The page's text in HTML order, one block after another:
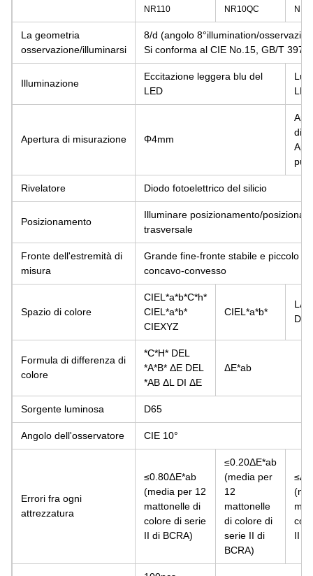
NR110 NR10QC
La geometria
osservazione/illuminarsi
8/d (angolo 8°illumination/
Si conforma al CIE No.15, GB/T 3978.
Illuminazione
Eccitazione leggera blu del
LED
LED
Apertura di misurazione Φ4mm
di
Rivelatore Diodo fotoelettrico del silicio
Posizionamento
Illuminare posizionamento/
trasversale
Fronte dell'estremità di
misura
Grande fine-fronte stabile e piccolo
concavo-convesso
Spazio di colore
CIEL*a*b*C*h*
CIEL*a*b*
CIEXYZ
CIEL*a*b*
Formula di differenza di
colore
*C*H* DEL
*A*B* ΔE DEL
*AB ΔL DI ΔE
ΔE*ab
Sorgente luminosa D65
Angolo dell'osservatore CIE 10°
Errori fra ogni
attrezzatura
≤0.80ΔE*ab
(media per 12
mattonelle di
colore di serie
II di BCRA)
≤0.20ΔE*ab
(media per
12
mattonelle
di colore di
serie II di
BCRA)
II di